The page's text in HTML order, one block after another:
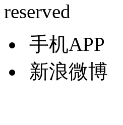
reserved
手机APP
新浪微博